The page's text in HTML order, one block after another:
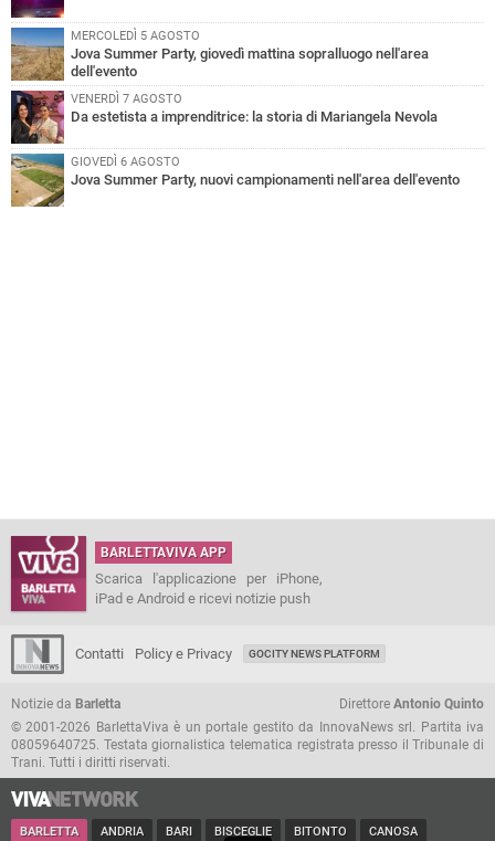
MERCOLEDÌ 5 AGOSTO
Jova Summer Party, giovedì mattina sopralluogo nell'area
dell'evento
VENERDÌ 7 AGOSTO
Da estetista a imprenditrice: la storia di Mariangela Nevola
GIOVEDÌ 6 AGOSTO
Jova Summer Party, nuovi campionamenti nell'area dell'evento
BARLETTAVIVA APP
Scarica l'applicazione per iPhone,
iPad e Android e ricevi notizie push
Contatti Policy e Privacy GOCITY NEWS PLATFORM
Notizie da Barletta Direttore Antonio Quinto
© 2001-2026 BarlettaViva è un portale gestito da InnovaNews srl. Partita iva
08059640725. Testata giornalistica telematica registrata presso il Tribunale di
Trani. Tutti i diritti riservati.
BARLETTA ANDRIA BARI BISCEGLIE BITONTO CANOSA